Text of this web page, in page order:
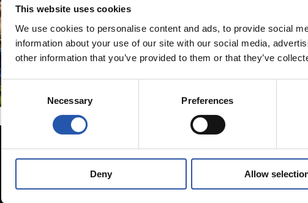
This website uses cookies
We use cookies to personalise content and ads, to provide social
information about your use of our site with our social media,
other information that you’ve provided to them or that they’ve
Consent
Necessary Preferences
Deny Allow